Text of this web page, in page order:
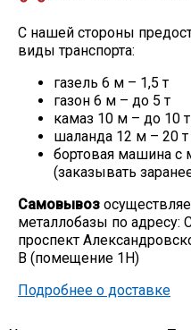
С нашей стороны
виды транспорта:
газель 6 м – 1,5 т
газон 6 м – до 5 т
камаз 10 м – до 10 т
шаланда 12 м – 20 т
бортовая машина с
(заказывать
Самовывоз
металлобазы по адресу:
проспект
В (помещение 1Н)
Подробнее о доставке